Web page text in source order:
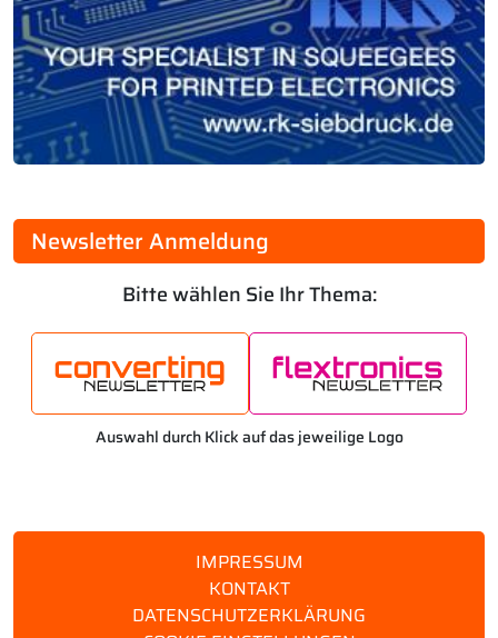
Newsletter Anmeldung
Bitte wählen Sie Ihr Thema:
Auswahl durch Klick auf das jeweilige Logo
IMPRESSUM
KONTAKT
DATENSCHUTZERKLÄRUNG